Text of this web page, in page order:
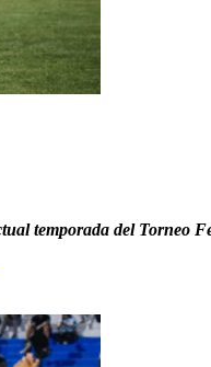
temporada del Torneo